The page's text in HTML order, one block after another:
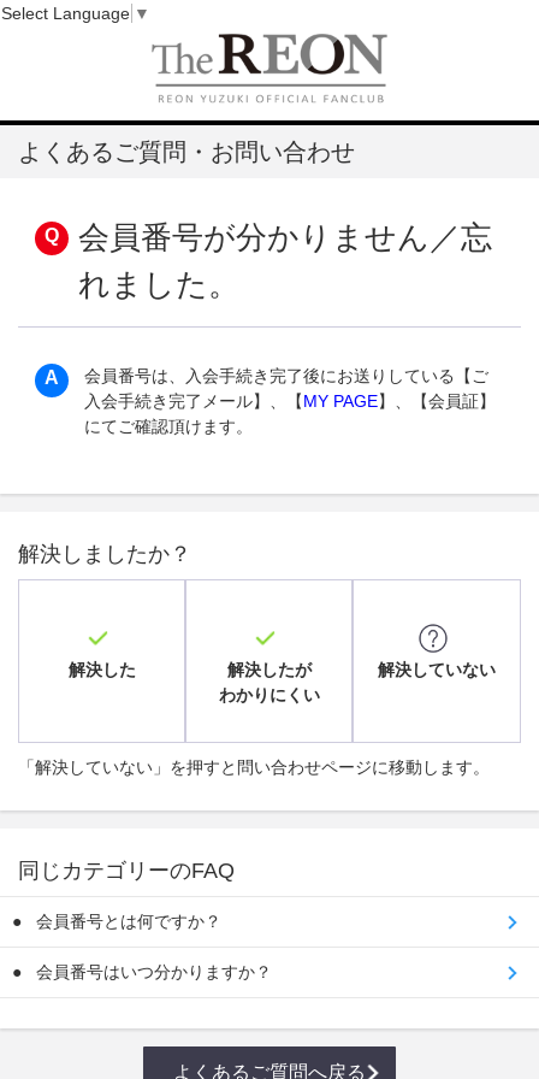
よくあるご質問・お問い合わせ
会員番号が分かりません／忘
れました。
会員番号は、入会手続き完了後にお送りしている【ご
入会手続き完了メール】、【MY PAGE】、【会員証】
にてご確認頂けます。
解決しましたか？
解決した
解決したが
わかりにくい
解決していない
「解決していない」を押すと問い合わせページに移動します。
同じカテゴリーのFAQ
会員番号とは何ですか？
会員番号はいつ分かりますか？
よくあるご質問へ戻る
Select Language ▼